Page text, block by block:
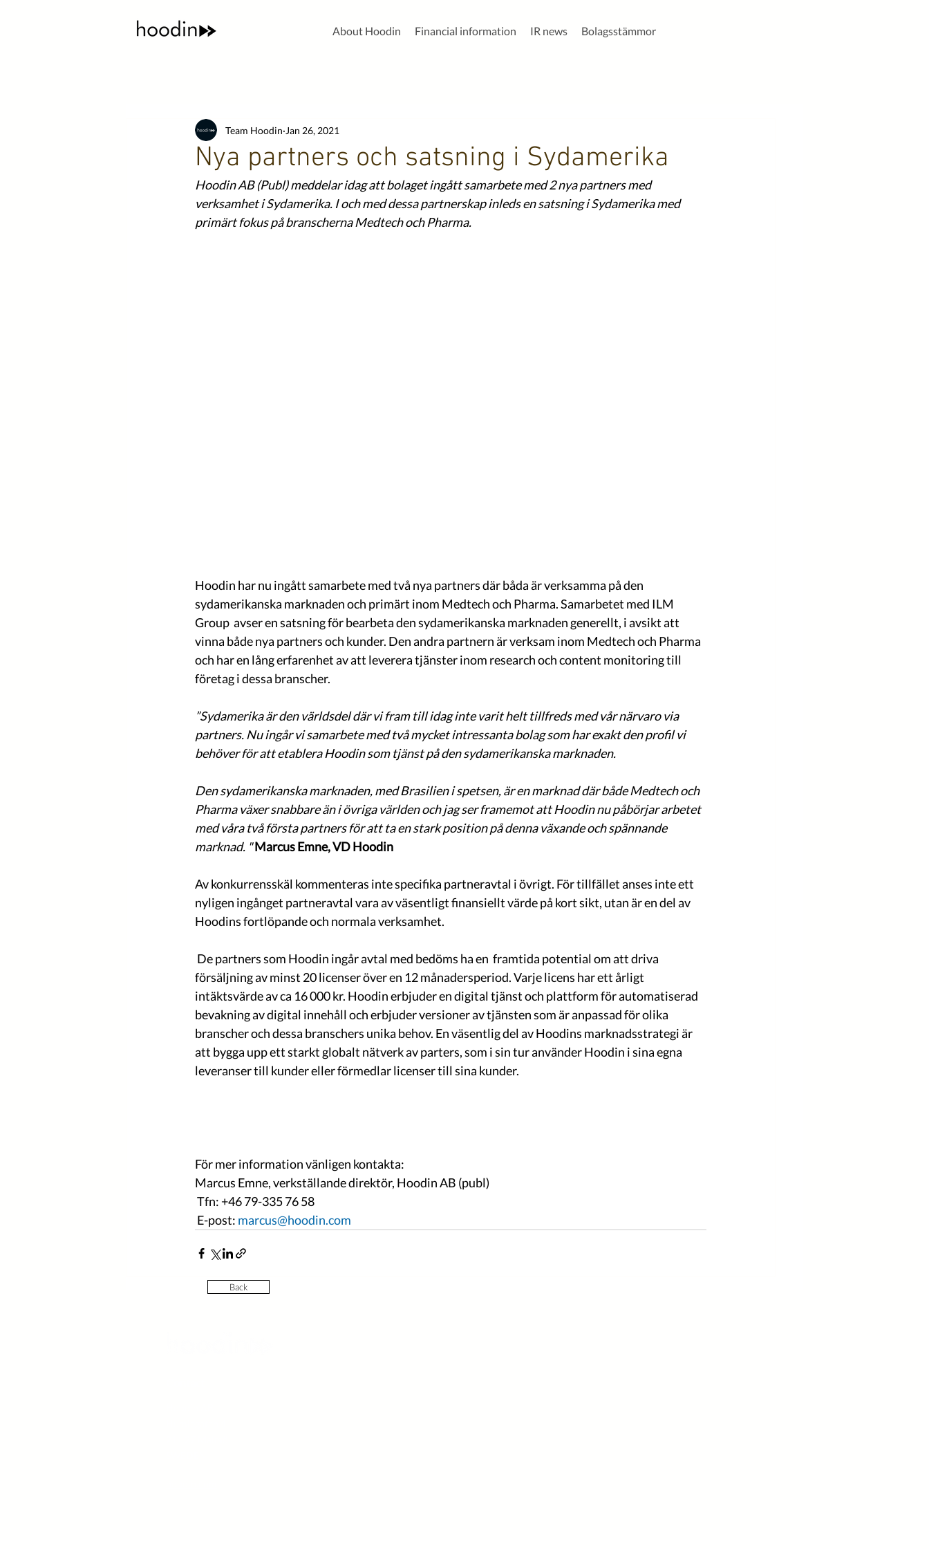
About Hoodin Financial information IR news Bolagsstämmor
Nya partners och satsning i Sydamerika
Team Hoodin Jan 26, 2021
Hoodin AB (Publ) meddelar idag att bolaget ingått samarbete med 2 nya partners med
verksamhet i Sydamerika. I och med dessa partnerskap inleds en satsning i Sydamerika med
primärt fokus på branscherna Medtech och Pharma.
Hoodin har nu ingått samarbete med två nya partners där båda är verksamma på den
sydamerikanska marknaden och primärt inom Medtech och Pharma. Samarbetet med ILM
Group  avser en satsning för bearbeta den sydamerikanska marknaden generellt, i avsikt att
vinna både nya partners och kunder. Den andra partnern är verksam inom Medtech och Pharma
och har en lång erfarenhet av att leverera tjänster inom research och content monitoring till
företag i dessa branscher.
”Sydamerika är den världsdel där vi fram till idag inte varit helt tillfreds med vår närvaro via
partners. Nu ingår vi samarbete med två mycket intressanta bolag som har exakt den profil vi
behöver för att etablera Hoodin som tjänst på den sydamerikanska marknaden.
Den sydamerikanska marknaden, med Brasilien i spetsen, är en marknad där både Medtech och
Pharma växer snabbare än i övriga världen och jag ser framemot att Hoodin nu påbörjar arbetet
med våra två första partners för att ta en stark position på denna växande och spännande
marknad. " Marcus Emne, VD Hoodin
Av konkurrensskäl kommenteras inte specifika partneravtal i övrigt. För tillfället anses inte ett
nyligen ingånget partneravtal vara av väsentligt finansiellt värde på kort sikt, utan är en del av
Hoodins fortlöpande och normala verksamhet.
försäljning av minst 20 licenser över en 12 månadersperiod. Varje licens har ett årligt
intäktsvärde av ca 16 000 kr. Hoodin erbjuder en digital tjänst och plattform för automatiserad
bevakning av digital innehåll och erbjuder versioner av tjänsten som är anpassad för olika
branscher och dessa branschers unika behov. En väsentlig del av Hoodins marknadsstrategi är
att bygga upp ett starkt globalt nätverk av parters, som i sin tur använder Hoodin i sina egna
leveranser till kunder eller förmedlar licenser till sina kunder.
För mer information vänligen kontakta:
Marcus Emne, verkställande direktör, Hoodin AB (publ)
Tfn: +46 79-335 76 58
E-post: marcus@hoodin.com
Back